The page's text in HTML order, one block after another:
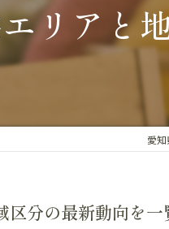
リアと
愛
区分の最新動向を